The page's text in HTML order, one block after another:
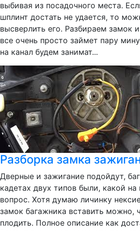
выбивая из посадочного места.
шплинт достать не удается, то
высверлить его. Разбираем замок
все очень просто займет пару
на канал будем занимат...
Разборка замка
Дверные и зажигание подойдут,
кадетах двух типов были, какой на
вопрос. Хотя думаю личинку
замок багажника вставить можно,
плодить. Полное описание как